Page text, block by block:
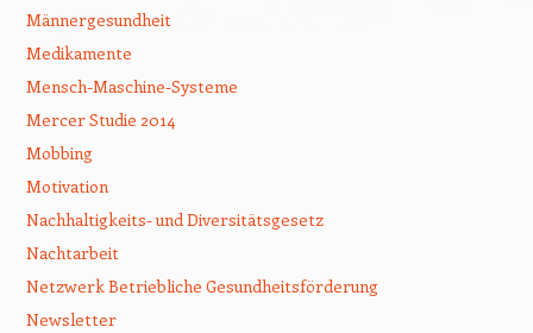
Männergesundheit
Medikamente
Mensch-Maschine-Systeme
Mercer Studie 2014
Mobbing
Motivation
Nachhaltigkeits- und Diversitätsgesetz
Nachtarbeit
Netzwerk Betriebliche Gesundheitsförderung
Newsletter